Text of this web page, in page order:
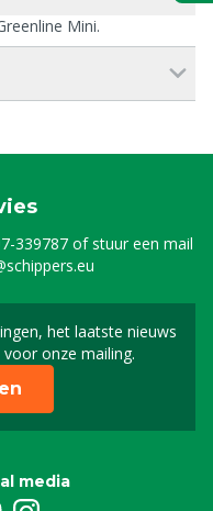
Mini.
339787of stuur een mail
het laatste nieuws
onze mailing.
je in voor onze
media